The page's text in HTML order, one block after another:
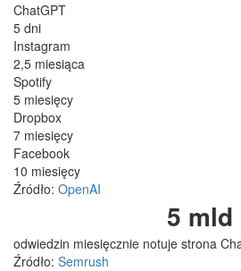
ChatGPT
5 dni
Instagram
2,5 miesiąca
Spotify
5 miesięcy
Dropbox
7 miesięcy
Facebook
10 miesięcy
Źródło: OpenAI
5 mld
odwiedzin miesięcznie notuje strona
Źródło: Semrush